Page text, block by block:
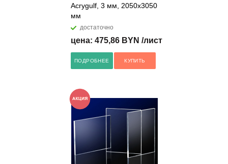
Acrygulf, 3 мм, 2050х3050
мм
достаточно
цена: 475,86 BYN /лист
ПОДРОБНЕЕ КУПИТЬ